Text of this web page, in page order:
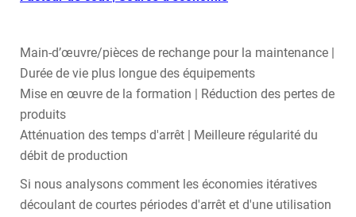
Main-d’œuvre/pièces de rechange pour la maintenance |
Durée de vie plus longue des équipements
Mise en œuvre de la formation | Réduction des pertes de
produits
Atténuation des temps d'arrêt | Meilleure régularité du
débit de production
Si nous analysons comment les économies itératives
découlant de courtes périodes d'arrêt et d'une utilisation